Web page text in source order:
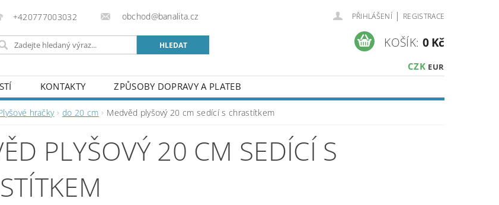
+420777003032 obchod@banalita.cz PŘIHLÁŠENÍ | REGISTRACE
CZK EUR
KOŠÍK: 0 Kč
KONTAKTY ZPŮSOBY DOPRAVY A PLATEB
hračky do 20 cm Medvěd plyšový 20 cm sedící s chrastítkem
PLYŠOVÝ 20 CM SEDÍCÍ S